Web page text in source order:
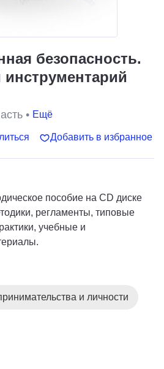
безопасность.
инструментарий
• Ещё
Добавить в избранное
пособие на CD диске
регламенты, типовые
учебные и
и личности